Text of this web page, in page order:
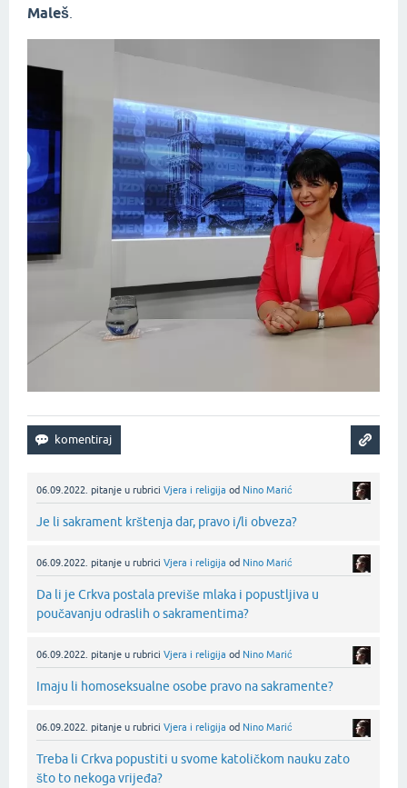
Maleš
06.09.2022. pitanje u rubrici Vjera i religija od Nino Marić
Je li sakrament krštenja dar, pravo i/li obveza?
06.09.2022. pitanje u rubrici Vjera i religija od Nino Marić
Da li je Crkva postala previše mlaka i popustljiva u
poučavanju odraslih o sakramentima?
06.09.2022. pitanje u rubrici Vjera i religija od Nino Marić
Imaju li homoseksualne osobe pravo na sakramente?
06.09.2022. pitanje u rubrici Vjera i religija od Nino Marić
Treba li Crkva popustiti u svome katoličkom nauku zato
što to nekoga vrijeđa?